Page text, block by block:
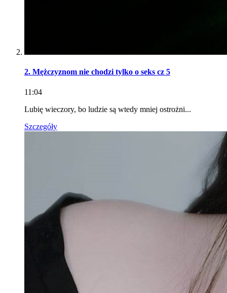
2. Mężczyznom nie chodzi tylko o seks cz 5
11:04
Lubię wieczory, bo ludzie są wtedy mniej ostrożni...
Szczegóły